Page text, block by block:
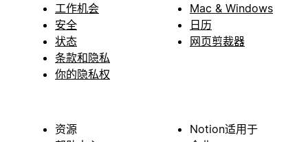
工作机会
安全
状态
条款和隐私
你的隐私权
Mac & Windows
日历
网页剪裁器
资源
Notion适用于